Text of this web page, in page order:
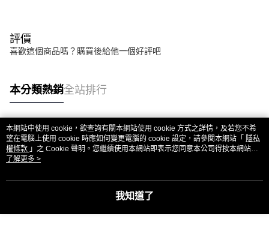
評價
喜歡這個商品嗎？購買後給他一個好評吧
本分類熱銷全站排行
熱門標籤
本網站中使用 cookie，欲查詢有關本網站使用 cookie 方式之詳情，及若您不希
望在電腦上使用 cookie 時應如何變更電腦的 cookie 設定，請參閱本網站「 隱私
權條款 」之 Cookie 聲明。您繼續使用本網站即表示您同意本公司得按本網站使
用條款之 Cookie 聲明使用 cookie。
了解更多 >
我知道了